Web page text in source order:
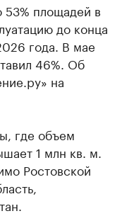
53% площадей в
до конца
года. В мае
46%. Об
на
где объем
1 млн кв. м.
Ростовской